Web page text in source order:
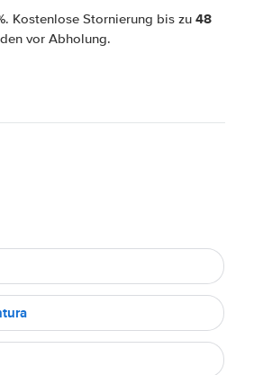
. Kostenlose Stornierung bis zu48
vor Abholung.